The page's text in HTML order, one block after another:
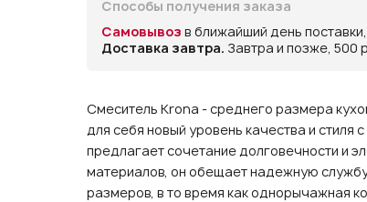
Способы получения заказа
Самовывоз в ближайший день
Доставка завтра. Завтра и позже, 500
Смеситель Krona - среднего размера
для себя новый уровень качества и стиля
предлагает сочетание долговечности и
материалов, он обещает надежную
размеров, в то время как однорычажная